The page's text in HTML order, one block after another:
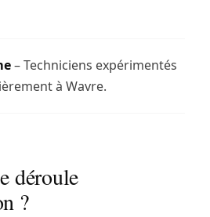
– Techniciens expérimentés
à Wavre.
déroule
?